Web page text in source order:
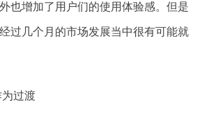
也增加了用户们的使用体验感。但是
过几个月的市场发展当中很有可能就